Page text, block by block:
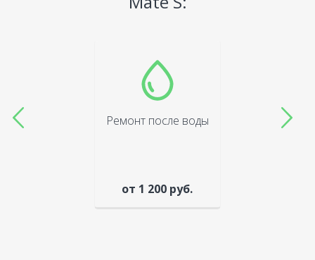
Ремонт после воды
от 1 200 руб.